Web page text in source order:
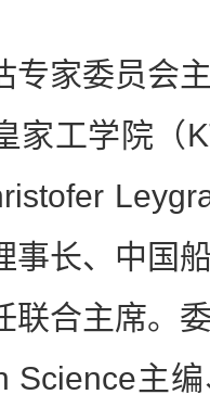
家委员会主
家工学院（
事长、中国
联合主席。
Science主